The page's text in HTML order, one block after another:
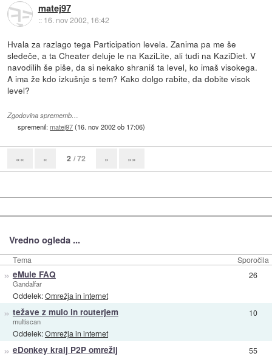
matej97
:: 16. nov 2002, 16:42
Hvala za razlago tega Participation levela. Zanima pa me še
sledeče, a ta Cheater deluje le na KaziLite, ali tudi na KaziDiet. V
navodilih še piše, da si nekako shraniš ta level, ko imaš visokega.
A ima že kdo izkušnje s tem? Kako dolgo rabite, da dobite visok
level?
Zgodovina sprememb…
spremenil:matej97(16. nov 2002 ob 17:06)
«« « 2 / 72 » »»
Vredno ogleda ...
Tema Sporočila
» eMule FAQ
Gandalfar
Oddelek:Omrežja in internet
26
» težave z mulo in routerjem
multiscan
Oddelek:Omrežja in internet
10
» eDonkey kralj P2P omrežij 55